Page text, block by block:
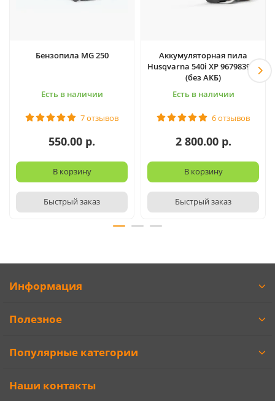
Бензопила MG 250
Есть в наличии
7 отзывов
550.00 р.
В корзину
Быстрый заказ
Аккумуляторная пила
Husqvarna 540i XP 967983916
(без АКБ)
Есть в наличии
6 отзывов
2 800.00 р.
В корзину
Быстрый заказ
Информация
Полезное
Популярные категории
Наши контакты